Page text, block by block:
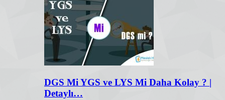
DGS Mi YGS ve LYS Mi Daha Kolay ? |
Detaylı…